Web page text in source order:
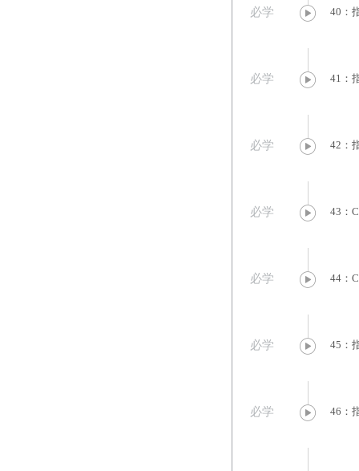
必学 40：
必学 41：
必学 42：
必学 43：
必学 44：
必学 45：
必学 46：